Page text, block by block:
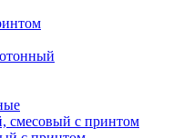
смесовый с принтом